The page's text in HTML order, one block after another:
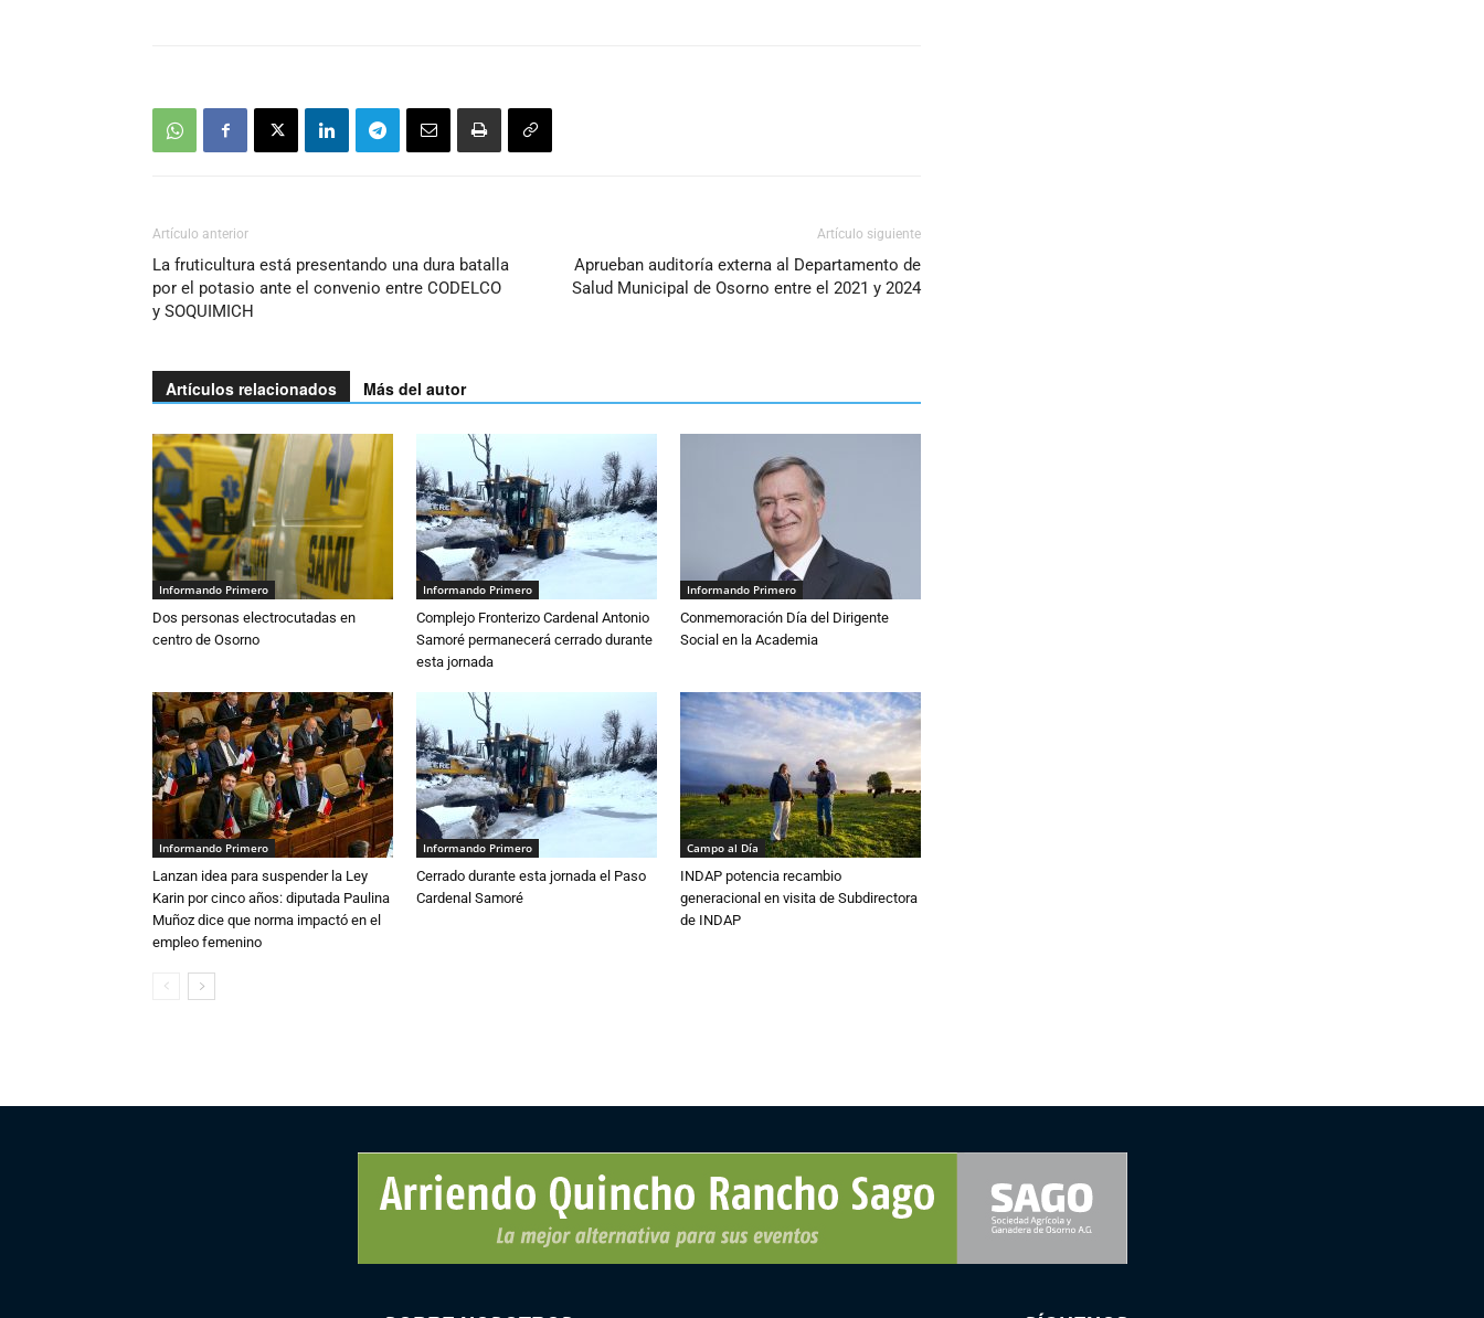
Artículo anterior
La fruticultura está presentando una dura batalla
por el potasio ante el convenio entre CODELCO
y SOQUIMICH
Artículo siguiente
Aprueban auditoría externa al Departamento de
Salud Municipal de Osorno entre el 2021 y 2024
Artículos relacionados Más del autor
Informando Primero
Dos personas electrocutadas en
centro de Osorno
Informando Primero
Complejo Fronterizo Cardenal Antonio
Samoré permanecerá cerrado durante
esta jornada
Informando Primero
Conmemoración Día del Dirigente
Social en la Academia
Informando Primero
Lanzan idea para suspender la Ley
Karin por cinco años: diputada Paulina
Muñoz dice que norma impactó en el
empleo femenino
Informando Primero
Cerrado durante esta jornada el Paso
Cardenal Samoré
Campo al Día
INDAP potencia recambio
generacional en visita de Subdirectora
de INDAP